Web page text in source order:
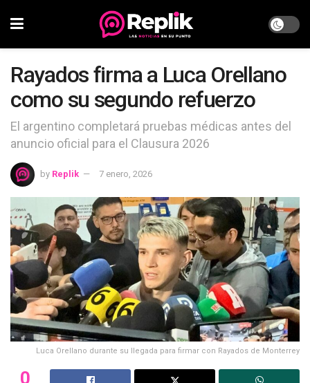
Rayados firma a Luca Orellano
como su segundo refuerzo
El argentino completará pruebas médicas antes del
anuncio oficial para el Clausura 2026
by Replik 7 enero, 2026
Luca Orellano durante su llegada para firmar con Rayados de Monterrey
0